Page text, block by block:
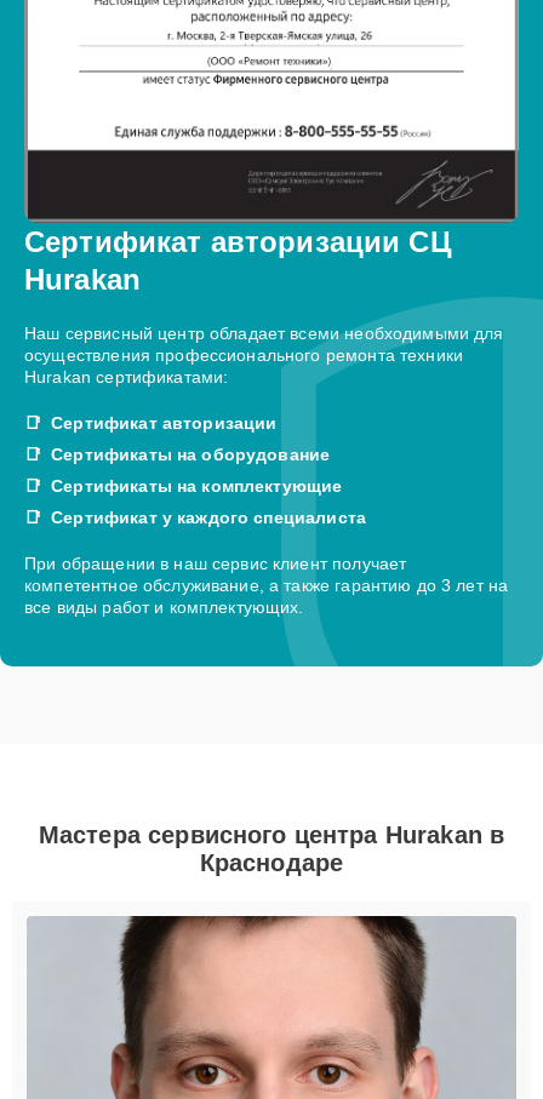
Сертификат авторизации СЦ
Hurakan
Наш сервисный центр обладает всеми необходимыми для
осуществления профессионального ремонта техники
Hurakan сертификатами:
Сертификат авторизации
Сертификаты на оборудование
Сертификаты на комплектующие
Сертификат у каждого специалиста
При обращении в наш сервис клиент получает
компетентное обслуживание, а также гарантию до 3 лет на
все виды работ и комплектующих.
Мастера сервисного центра Hurakan в
Краснодаре